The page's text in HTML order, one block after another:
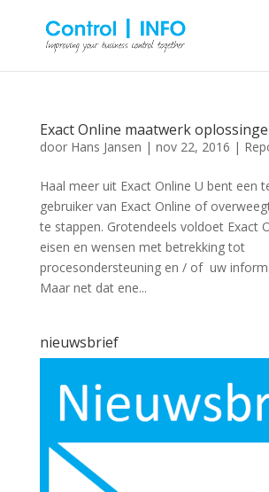
Exact Online maatwerk
door Hans Jansen | nov 22, 2016 |
Haal meer uit Exact Online U bent een
gebruiker van Exact Online of
te stappen. Grotendeels voldoet Exact
eisen en wensen met betrekking tot
procesondersteuning en / of uw
Maar net dat ene...
nieuwsbrief